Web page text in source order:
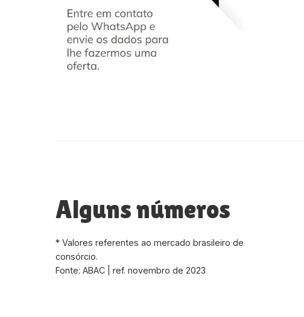
Alguns números
* Valores referentes ao mercado brasileiro de
consórcio.
Fonte: ABAC | ref. novembro de 2023